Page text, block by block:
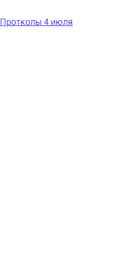
Протколы 4 июля